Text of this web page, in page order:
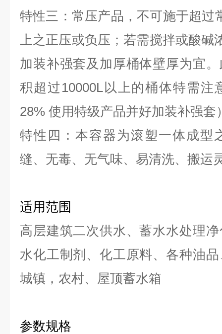
特性三：常压产品，不可施于超过
上之正压或负压；若需搅拌或酸碱
加装补强套及加厚桶体壁厚为宜
积超过10000L以上的桶体特需注
28% 使用特级产品并好加装补强套
特性四：本容器为滚塑一体成型
缝、无毒、无气味、易清洗、搬运
适用范围
高层建筑二次供水、蓄水水处理
水化工制剂、化工原料、各种油
城镇，农村、屋顶蓄水箱
参数规格